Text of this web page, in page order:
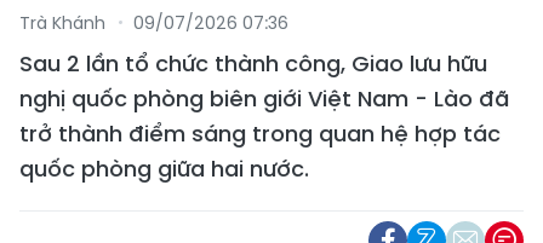
Trà Khánh 09/07/2026 07:36
Sau 2 lần tổ chức thành công, Giao lưu hữu
nghị quốc phòng biên giới Việt Nam - Lào đã
trở thành điểm sáng trong quan hệ hợp tác
quốc phòng giữa hai nước.